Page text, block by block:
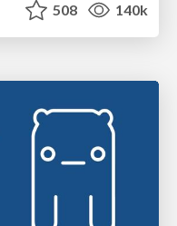
508 140k